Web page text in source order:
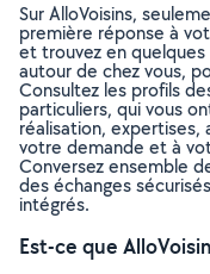
Sur AlloVoisins,
première réponse à
et trouvez en
autour de chez vous,
Consultez les profils
particuliers, qui vous
réalisation, expertises,
votre demande et à
Conversez ensemble
des échanges
intégrés.
Est-ce que